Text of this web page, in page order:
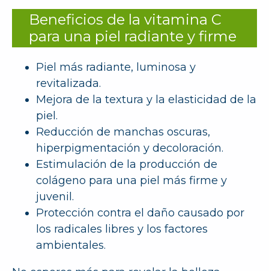
Beneficios de la vitamina C
para una piel radiante y firme
Piel más radiante, luminosa y
revitalizada.
Mejora de la textura y la elasticidad de la
piel.
Reducción de manchas oscuras,
hiperpigmentación y decoloración.
Estimulación de la producción de
colágeno para una piel más firme y
juvenil.
Protección contra el daño causado por
los radicales libres y los factores
ambientales.